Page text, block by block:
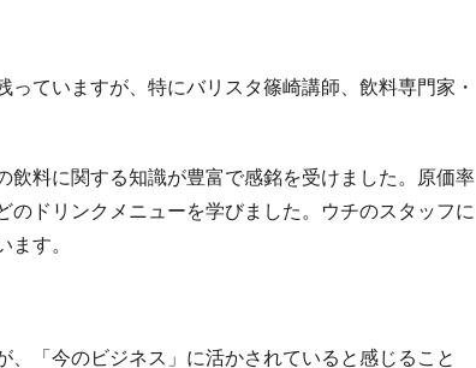
ていますが、特にバリスタ篠崎講師、飲料専門家・
料に関する知識が豊富で感銘を受けました。原価率
ドリンクメニューを学びました。ウチのスタッフに
す。
今のビジネス」に活かされていると感じること